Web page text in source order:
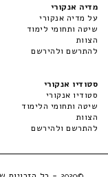
מדיה אנקורי
על מדיה אנקורי
שיטה ותחומי לימוד
הצוות
להתרשם ולהירשם
סטודיו אנקורי
סטודיו אנקורי
שיטה ותחומי הלימוד
הצוות
להתרשם ולהירשם